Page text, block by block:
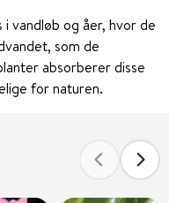
vandløb og åer, hvor de
som de
absorberer disse
for naturen.